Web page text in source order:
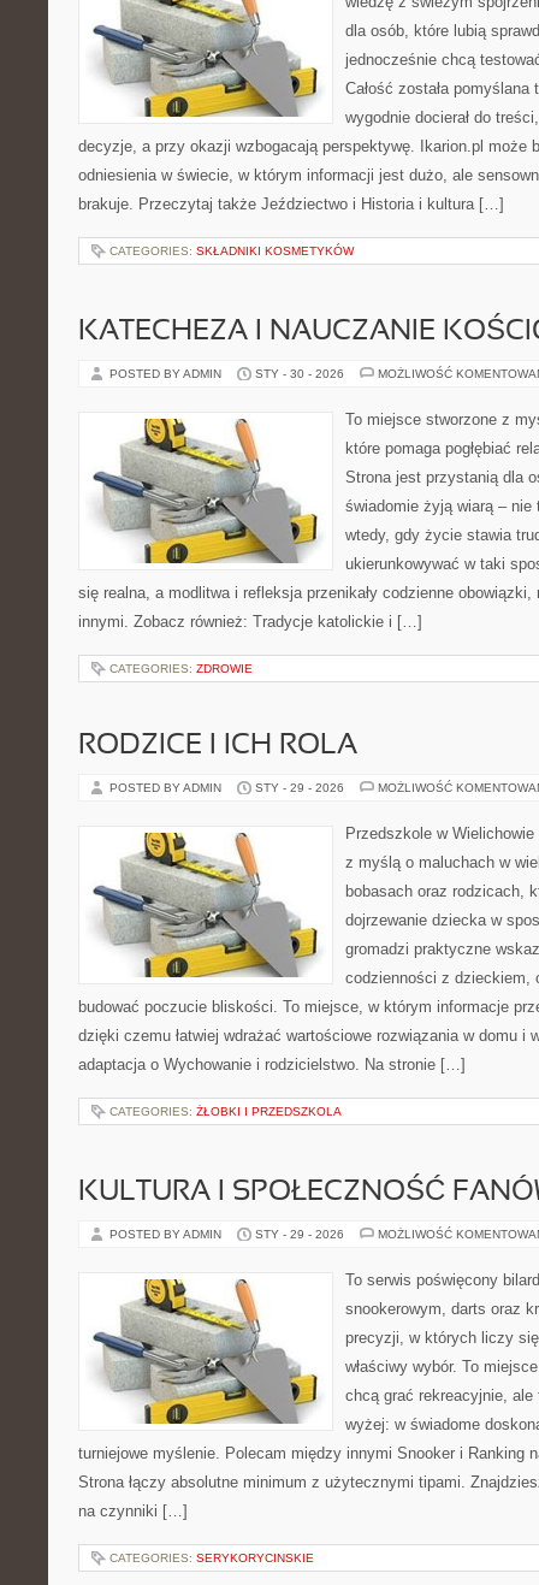
dla osób, które lubią
jednocześnie chcą
Całość została
wygodnie docierał do
decyzje, a przy okazji wzbogacają perspektywę. Ikarion.pl może
odniesienia w świecie, w którym informacji jest dużo, ale
brakuje. Przeczytaj także Jeździectwo i Historia i kultura […]
CATEGORIES: SKŁADNIKI KOSMETYKÓW
KATECHEZA I NAUCZANIE
POSTED BY ADMIN STY - 30 - 2026 MOŻLIWOŚĆ
To miejsce stworzone z
które pomaga pogłębiać
Strona jest przystanią dla
świadomie żyją wiarą –
wtedy, gdy życie stawia
ukierunkowywać w taki
się realna, a modlitwa i refleksja przenikały codzienne
innymi. Zobacz również: Tradycje katolickie i […]
CATEGORIES: ZDROWIE
RODZICE I ICH ROLA
POSTED BY ADMIN STY - 29 - 2026 MOŻLIWOŚĆ
Przedszkole w
z myślą o maluchach w
bobasach oraz rodzicach,
dojrzewanie dziecka w
gromadzi praktyczne
codzienności z dzieckiem,
budować poczucie bliskości. To miejsce, w którym informacje
dzięki czemu łatwiej wdrażać wartościowe rozwiązania w domu i
adaptacja o Wychowanie i rodzicielstwo. Na stronie […]
CATEGORIES: ŻŁOBKI I PRZEDSZKOLA
KULTURA I SPOŁECZNOŚĆ
POSTED BY ADMIN STY - 29 - 2026 MOŻLIWOŚĆ
To serwis poświęcony
snookerowym, darts oraz
precyzji, w których liczy
właściwy wybór. To
chcą grać rekreacyjnie,
wyżej: w świadome
turniejowe myślenie. Polecam między innymi Snooker i Ranking
Strona łączy absolutne minimum z użytecznymi tipami.
na czynniki […]
CATEGORIES: SERYKORYCINSKIE